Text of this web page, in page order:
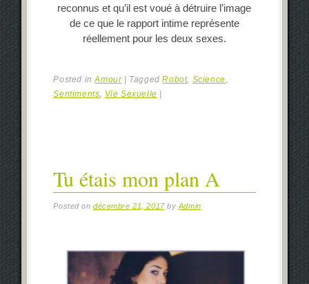
reconnus et qu’il est voué à détruire l’image
de ce que le rapport intime représente
réellement pour les deux sexes.
Posted inAmour | TaggedRobot, Science
Sentiments
Vie Sexuelle |
Tu étais mon plan A
Posted ondécembre 21, 2017 by Admin